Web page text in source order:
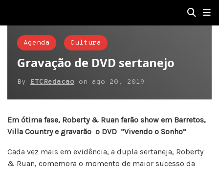
Agenda Cultura
Gravação de DVD sertanejo
By ETCRedacao on ago 20, 2019
Em ótima fase, Roberty & Ruan farão show em Barretos,
Villa Country e gravarão o DVD “Vivendo o Sonho”
Cada vez mais em evidência, a dupla sertaneja, Roberty
& Ruan, comemora o momento de maior sucesso da